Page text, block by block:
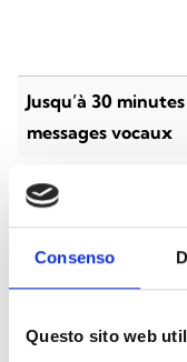
Consenso
Questo sito web
Jusqu’à 30
messages vocaux
Messages vocaux
enregistrables
Répondeur